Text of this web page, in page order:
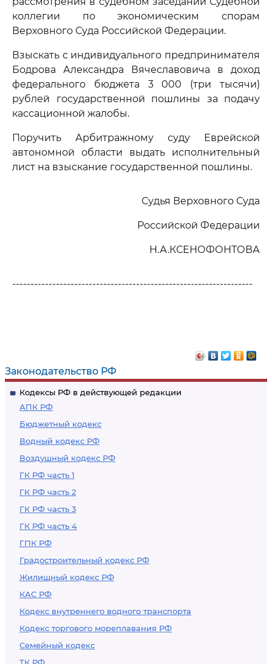
Законодательство РФ
Кодексы РФ в действующей редакции
АПК РФ
Бюджетный кодекс
Водный кодекс РФ
Воздушный кодекс РФ
ГК РФ часть 1
ГК РФ часть 2
ГК РФ часть 3
ГК РФ часть 4
ГПК РФ
Градостроительный кодекс РФ
Жилищный кодекс РФ
КАС РФ
Кодекс внутреннего водного транспорта
Кодекс торгового мореплавания РФ
Семейный кодекс
коллегии по экономическим спорам
Верховного Суда Российской Федерации.
Взыскать с индивидуального предпринимателя
Бодрова Александра Вячеславовича в доход
федерального бюджета 3 000 (три тысячи)
рублей государственной пошлины за подачу
кассационной жалобы.
Поручить Арбитражному суду Еврейской
автономной области выдать исполнительный
лист на взыскание государственной пошлины.
Судья Верховного Суда
Российской Федерации
Н.А.КСЕНОФОНТОВА
------------------------------------------------------------------